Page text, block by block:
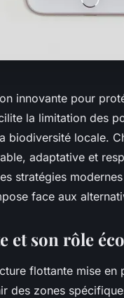
innovante pour
la limitation des
biodiversité locale.
adaptative et
stratégies
face aux
et son rôle
flottante mise en
des zones